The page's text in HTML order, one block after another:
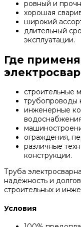
ровный и
хорошая
широкий
длительный
эксплуатации.
Где
строительные
трубопроводы
инженерные
ограждения,
различные
конструкции.
Труба
надёжность и
строительных и
Условия